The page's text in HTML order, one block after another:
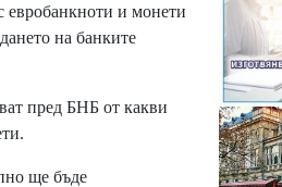
евробанкноти и монети
на банките
пред БНБ от какви
ще бъде